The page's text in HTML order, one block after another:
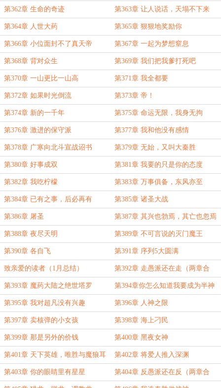
第362章 生命的奇迹 第363章 让人说话，天塌不下来
第364章 人世大药 第365章 狠狠地奖励你
第366章 小位面封不了真天帝 第367章 一起为梦想窒息
第368章 背对众生 第369章 我们把我爹打死吧
第370章 一山更比一山高 第371章 我全都要
第372章 如果时光倒流 第373章 帝！
第374章 新的一千年 第375章 命运无限，我身无拘
第376章 激进的保守派 第377章 我和他没有感情
第378章 广寒向北斗宣战诏书 第379章 无始，又叫大秦胜
第380章 好事成双 第381章 我要的只是你的态度
第382章 我吃柠檬 第383章 万事俱备，东风亦至
第384章 已有之事，后必再有 第385章 诸圣大战
第386章 屠圣 第387章 其兴也勃焉，其亡也忽焉
第388章 夜尽天明 第389章 不可言说的灭门魔王
第390章 各自飞 第391章 序列5大圆满
致亲爱的读者（1月总结） 第392章 走愚派还在走（两章合
一）
第393章 魔药大陆之绝世塔罗 第394章你怎么知道我要成为半神
了？
第395章 我对超凡没有兴趣 第396章 人神之限
第397章 卖核弹的小女孩 第398章 海上刁民
第399章 那是另外的价钱 第400章 黑夜女神
第401章 天下英雄，唯胜与魔狼耳 第402章 将爱人推入深渊
第403章 你的眼睛里有星星 第404章 反愚派还在反（两章合